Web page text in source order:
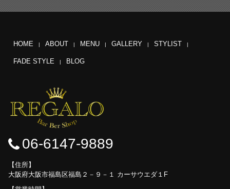
HOME ABOUT MENU GALLERY STYLIST
FADE STYLE BLOG
06-6147-9889
住所
大阪府大阪市福島区福島２－９－１ カーサウエダ１F